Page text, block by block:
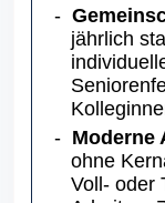
jährlich
Moderne
ohne
Voll- oder